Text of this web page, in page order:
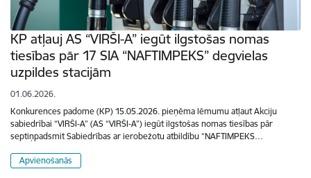
KP atļauj AS “VIRŠI-A” iegūt ilgstošas nomas
tiesības pār 17 SIA “NAFTIMPEKS” degvielas
uzpildes stacijām
01.06.2026.
Konkurences padome (KP) 15.05.2026. pieņēma lēmumu atļaut Akciju
sabiedrībai “VIRŠI-A” (AS “VIRŠI-A”) iegūt ilgstošas nomas tiesības pār
septiņpadsmit Sabiedrības ar ierobežotu atbildību “NAFTIMPEKS…
Apvienošanās